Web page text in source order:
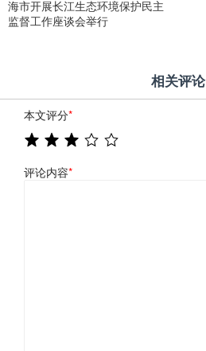
海市开展长江生态环境保护民主
监督工作座谈会举行
相关评论
本文评分*
评论内容*